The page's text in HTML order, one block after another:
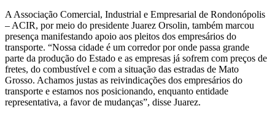
A Associação Comercial, Industrial e Empresarial de Rondonópolis
– ACIR, por meio do presidente Juarez Orsolin, também marcou
presença manifestando apoio aos pleitos dos empresários do
transporte. “Nossa cidade é um corredor por onde passa grande
parte da produção do Estado e as empresas já sofrem com preços de
fretes, do combustível e com a situação das estradas de Mato
Grosso. Achamos justas as reivindicações dos empresários do
transporte e estamos nos posicionando, enquanto entidade
representativa, a favor de mudanças”, disse Juarez.